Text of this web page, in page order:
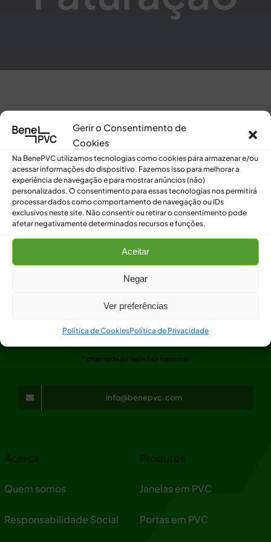
Gerir o Consentimento de
Cookies
Na BenePVC utilizamos tecnologias como cookies para armazenar e/ou
acessar informações do dispositivo. Fazemos isso para melhorar a
experiência de navegação e para mostrar anúncios (não)
personalizados. O consentimento para essas tecnologias nos permitirá
processar dados como comportamento de navegação ou IDs
exclusivos neste site. Não consentir ou retirar o consentimento pode
afetar negativamente determinados recursos e funções.
Aceitar
Negar
Ver preferências
Política de CookiesPolítica de Privacidade
[pmpro_billing]
+351 262 926 027
* chamada p/ rede fixa nacional
info@benepvc.com
Acerca
Quem somos
Responsabilidade Social
Produtos
Janelas em PVC
Portas em PVC